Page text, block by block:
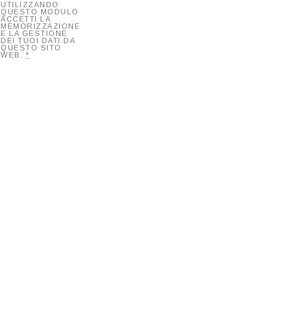
UTILIZZANDO
QUESTO MODULO
ACCETTI LA
MEMORIZZAZIONE
E LA GESTIONE
DEI TUOI DATI DA
QUESTO SITO
WEB. *